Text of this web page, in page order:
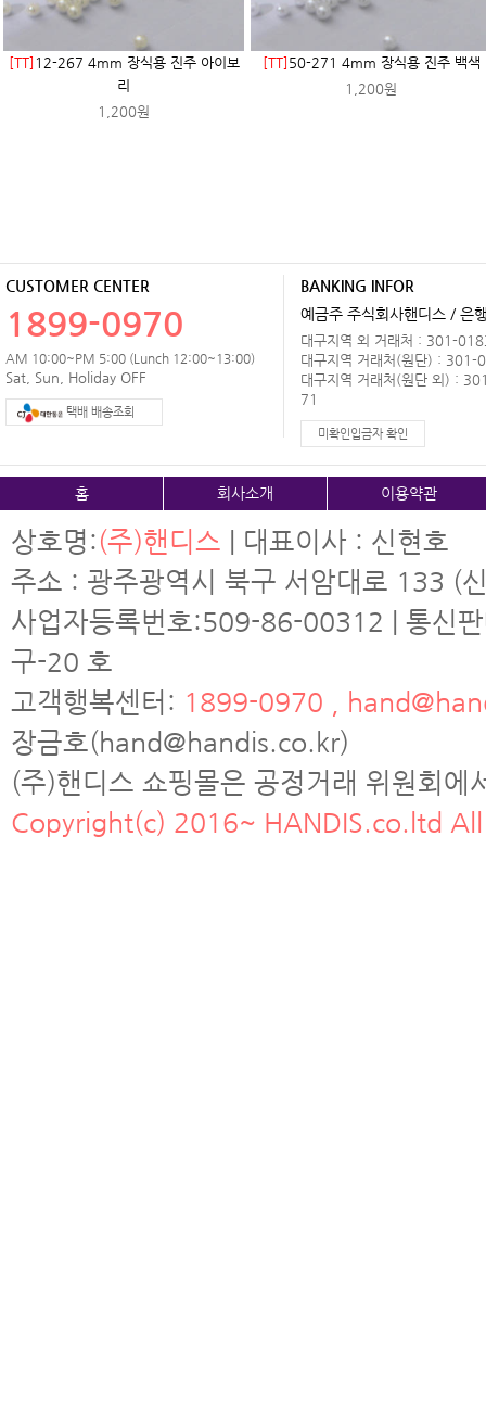
[TT] 12-267 4mm 장식용 진주 아이보
리
1,200원
[TT] 50-271 4mm 장식용 진주 백색
1,200원
CUSTOMER CENTER
1899-0970
AM 10:00~PM 5:00 (Lunch 12:00~13:00)
Sat, Sun, Holiday OFF
택배 배송조회
BANKING INFOR
예금주 주식회사핸디스 / 은
대구지역 외 거래처 : 301-
대구지역 거래처(원단) :
대구지역 거래처(원단 외) :
71
미확인입금자 확인
홈 회사소개 이용약관
상호명:(주)핸디스 | 대표이사 : 신현호
주소 : 광주광역시 북구 서암대로 133 (
사업자등록번호:509-86-00312 | 통신
구-20 호
고객행복센터: 1899-0970 ,
장금호(hand@handis.co.kr)
(주)핸디스 쇼핑몰은 공정거래 위원회
Copyright(c) 2016~ HANDIS.co.ltd